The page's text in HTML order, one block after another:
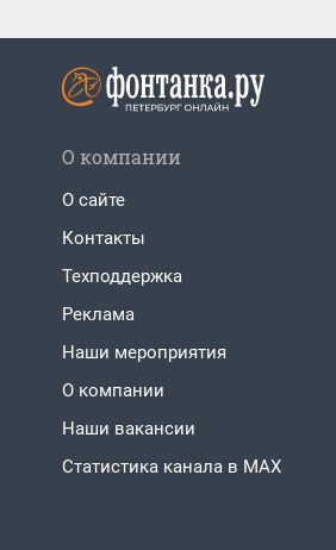
О компании
О сайте
Контакты
Техподдержка
Реклама
Наши мероприятия
О компании
Наши вакансии
Статистика канала в MAX